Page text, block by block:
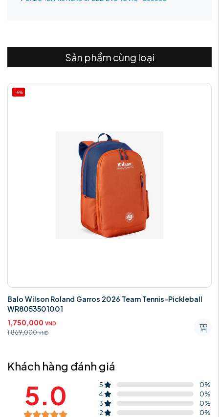
Sản phẩm cùng loại
-6%
Balo Wilson Roland Garros 2026 Team Tennis-Pickleball
WR8053501001
1,750,000 VND
1,869,000 VND
Khách hàng đánh giá
5.0 5 0%
4
0%
3
0%
2
0%